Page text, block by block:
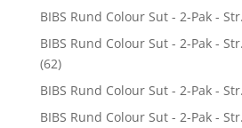
BIBS Rund Colour Sut - 2-Pak -
BIBS Rund Colour Sut - 2-Pak -
(62)
BIBS Rund Colour Sut - 2-Pak -
BIBS Rund Colour Sut - 2-Pak -